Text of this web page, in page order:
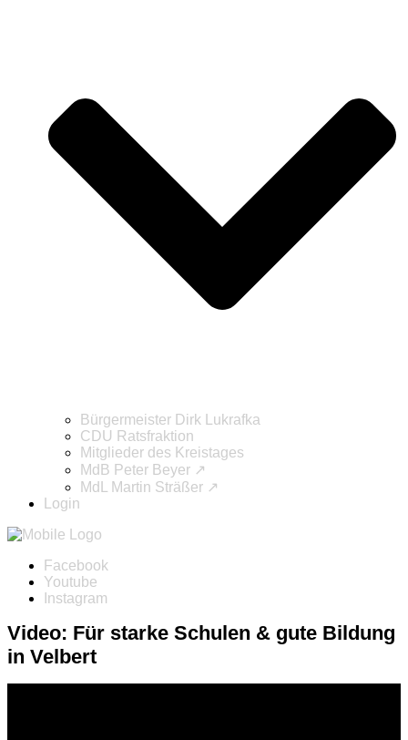
Bürgermeister Dirk Lukrafka
CDU Ratsfraktion
Mitglieder des Kreistages
MdB Peter Beyer ↗
MdL Martin Sträßer ↗
Login
Facebook
Youtube
Instagram
Video: Für starke Schulen & gute Bildung
in Velbert